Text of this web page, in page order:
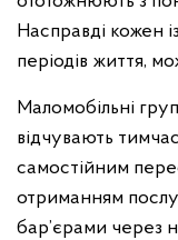
Насправді кожен
періодів життя,
Маломобільні
відчувають
самостійним
отриманням
бар’єрами через